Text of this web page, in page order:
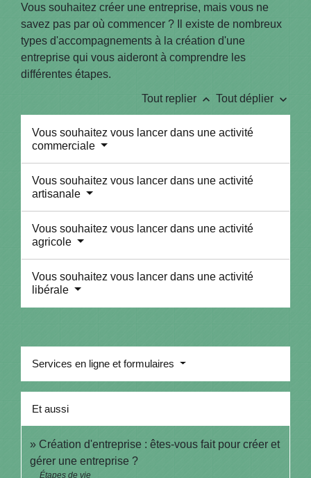
Vous souhaitez créer une entreprise, mais vous ne
savez pas par où commencer ? Il existe de nombreux
types d'accompagnements à la création d'une
entreprise qui vous aideront à comprendre les
différentes étapes.
Tout replier keyboard_arrow_up Tout déplier keyboard_arrow_down
Vous souhaitez vous lancer dans une activité
commerciale
Vous souhaitez vous lancer dans une activité
artisanale
Vous souhaitez vous lancer dans une activité
agricole
Vous souhaitez vous lancer dans une activité
libérale
Services en ligne et formulaires
Et aussi
Création d'entreprise : êtes-vous fait pour créer et
gérer une entreprise ?
Étapes de vie